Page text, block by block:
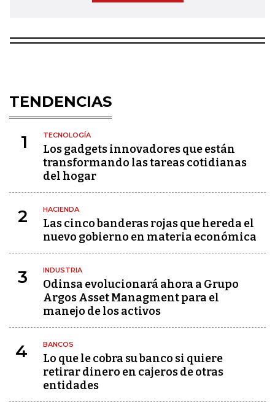
TENDENCIAS
1 TECNOLOGÍA
Los gadgets innovadores que están
transformando las tareas cotidianas
del hogar
2 HACIENDA
Las cinco banderas rojas que hereda el
nuevo gobierno en materia económica
3 INDUSTRIA
Odinsa evolucionará ahora a Grupo
Argos Asset Managment para el
manejo de los activos
4 BANCOS
Lo que le cobra su banco si quiere
retirar dinero en cajeros de otras
entidades